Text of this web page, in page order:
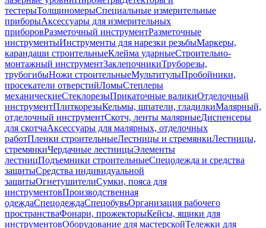
тестерыТолщиномерыСпециальные измерительные
приборыАксессуары для измерительных
приборовРазметочный инструментРазметочные
инструментыИнструменты для нарезки резьбыМаркеры,
карандаши строительныеКлейма ударныеСтроительно-
монтажный инструментЗаклепочникиТруборезы,
трубогибыНожи строительныеМультитулыПробойники,
просекатели отверстийЛомыСтеплеры
механическиеСтеклорезыПрикаточные валикиОтделочный
инструментПлиткорезыКельмы, шпатели, гладилкиМалярный,
отделочный инструментСкотч, ленты малярныеДиспенсеры
для скотчаАксессуары для малярных, отделочных
работПленки строительныеЛестницы и стремянкиЛестницы,
стремянкиЧердачные лестницыЭлементы
лестницПодъемники строительныеСпецодежда и средства
защитыСредства индивидуальной
защитыОгнетушителиСумки, пояса для
инструментовПроизводственная
одеждаСпецодеждаСпецобувьОрганизация рабочего
пространстваФонари, прожекторыКейсы, ящики для
инструментовОборудование для мастерскойТележки для